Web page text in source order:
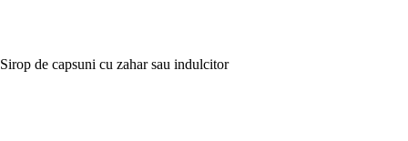
Sirop de capsuni cu zahar sau indulcitor